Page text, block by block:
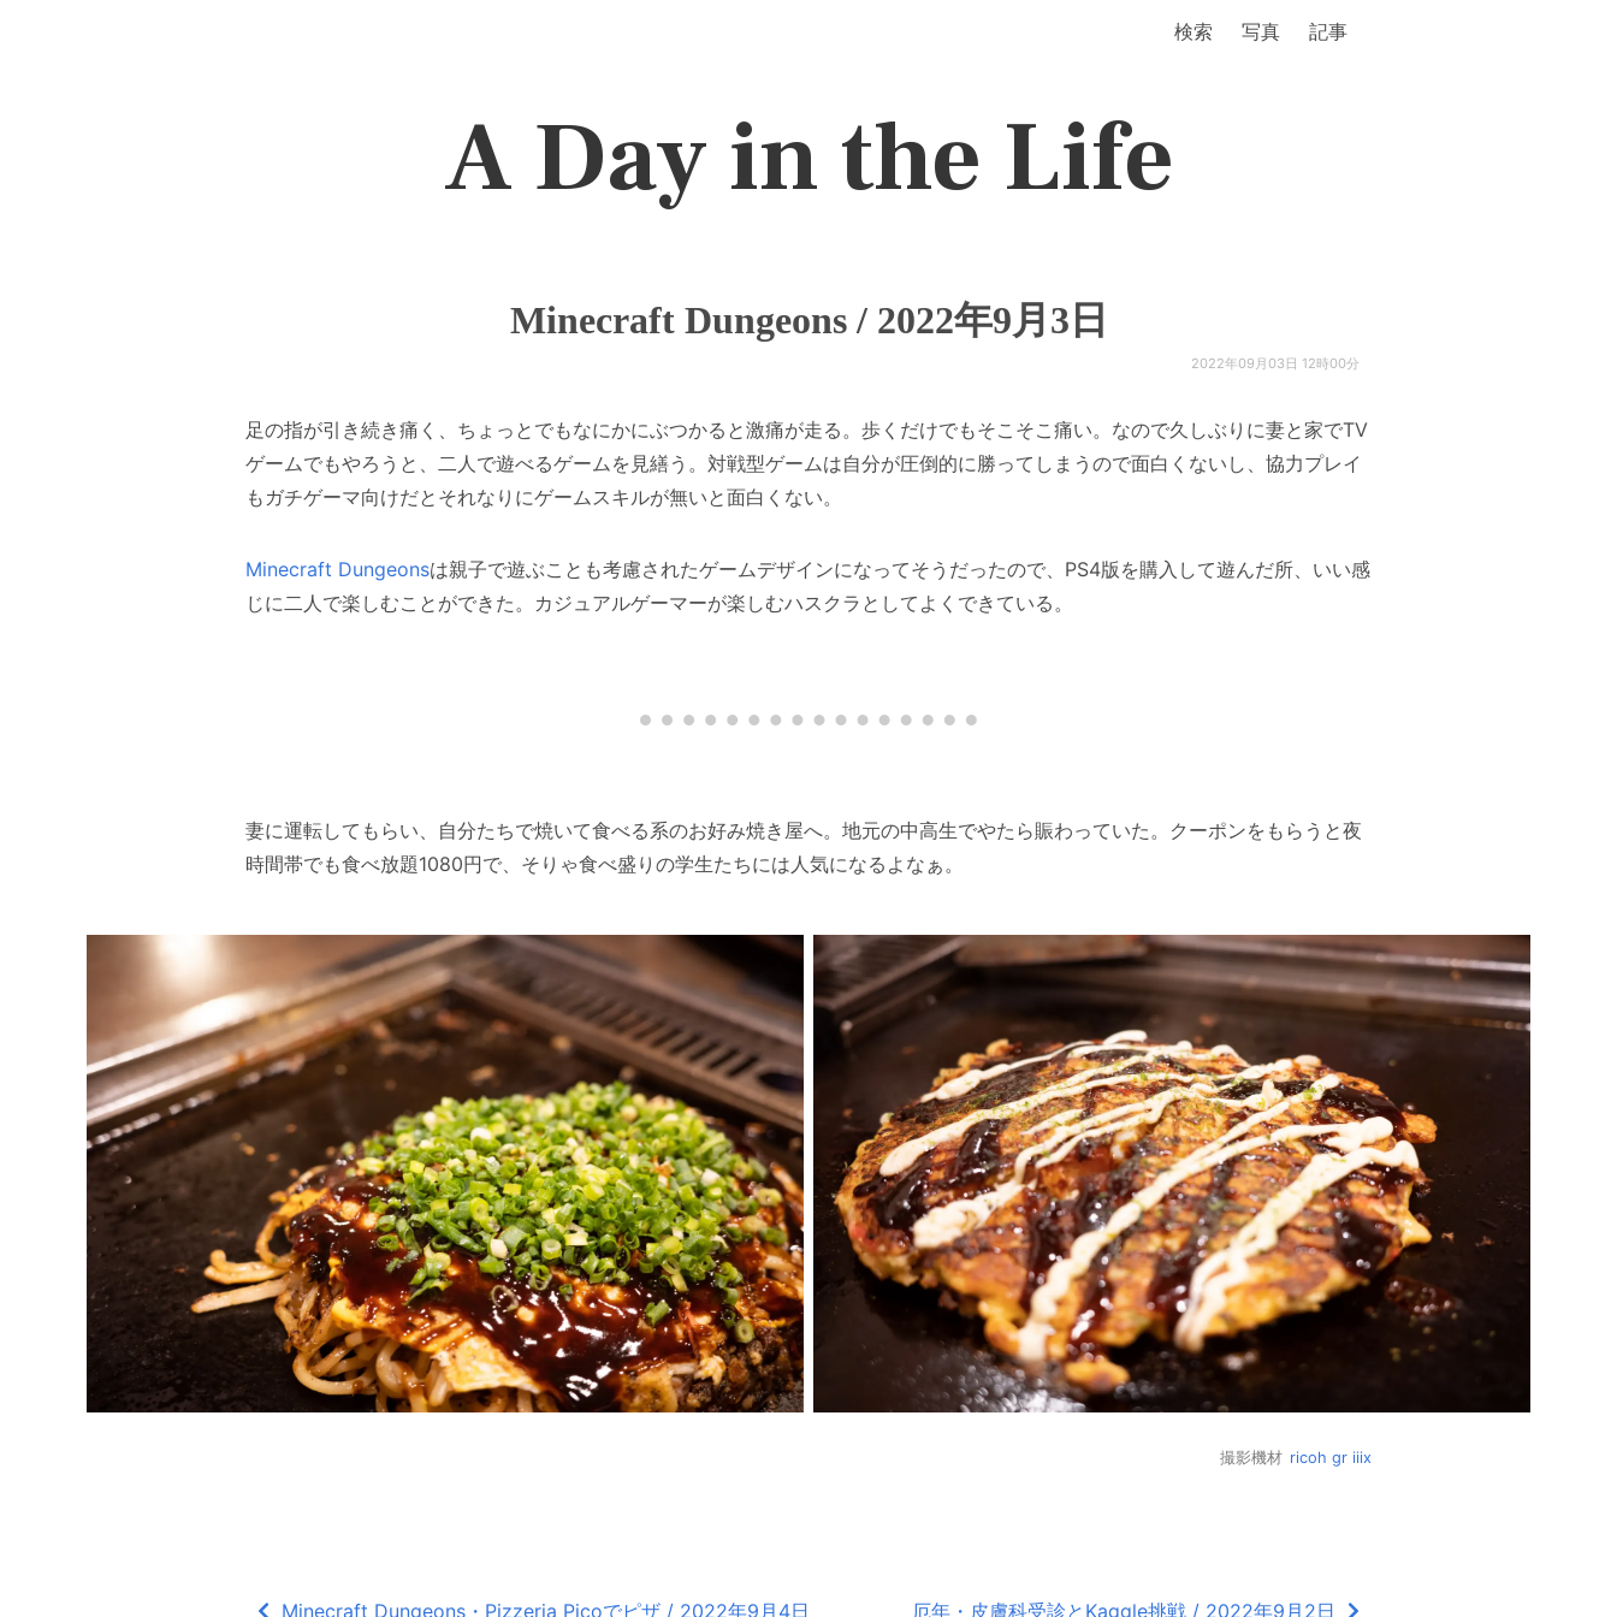
検索 写真 記事
A Day in the Life
Minecraft Dungeons / 2022年9月3日
2022年09月03日 12時00分
足の指が引き続き痛く、ちょっとでもなにかにぶつかると激痛が走る。歩くだけでもそこそこ痛い。なので久しぶりに妻と家でTV
ゲームでもやろうと、二人で遊べるゲームを見繕う。対戦型ゲームは自分が圧倒的に勝ってしまうので面白くないし、協力プレイ
もガチゲーマ向けだとそれなりにゲームスキルが無いと面白くない。
Minecraft Dungeonsは親子で遊ぶことも考慮されたゲームデザインになってそうだったので、PS4版を購入して遊んだ所、いい感
じに二人で楽しむことができた。カジュアルゲーマーが楽しむハスクラとしてよくできている。
妻に運転してもらい、自分たちで焼いて食べる系のお好み焼き屋へ。地元の中高生でやたら賑わっていた。クーポンをもらうと夜
時間帯でも食べ放題1080円で、そりゃ食べ盛りの学生たちには人気になるよなぁ。
撮影機材 ricoh gr iiix
Minecraft Dungeons・Pizzeria Picoでピザ / 2022年9月4日 厄年・皮膚科受診とKaggle挑戦 / 2022年9月2日